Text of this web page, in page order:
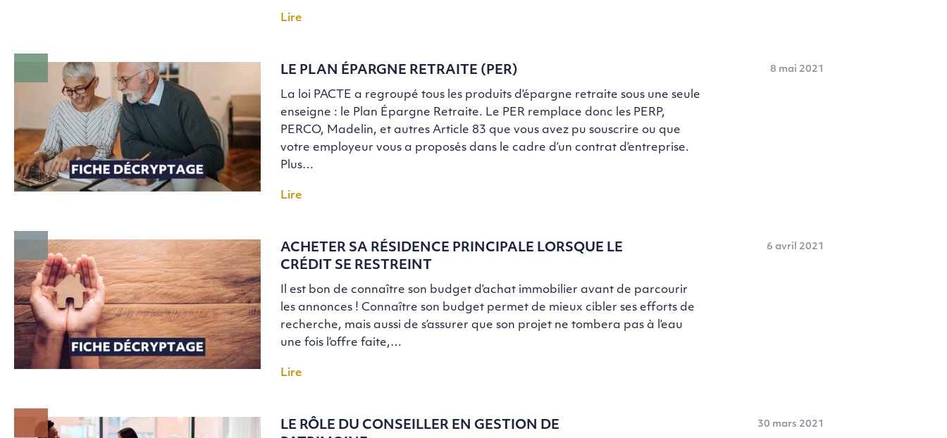
Lire
8 mai 2021
LE PLAN ÉPARGNE RETRAITE (PER)
La loi PACTE a regroupé tous les produits d’épargne retraite sous une seule
enseigne : le Plan Épargne Retraite. Le PER remplace donc les PERP,
PERCO, Madelin, et autres Article 83 que vous avez pu souscrire ou que
votre employeur vous a proposés dans le cadre d’un contrat d’entreprise.
Plus…
Lire
6 avril 2021
ACHETER SA RÉSIDENCE PRINCIPALE LORSQUE LE
CRÉDIT SE RESTREINT
Il est bon de connaître son budget d’achat immobilier avant de parcourir
les annonces ! Connaître son budget permet de mieux cibler ses efforts de
recherche, mais aussi de s’assurer que son projet ne tombera pas à l’eau
une fois l’offre faite,…
Lire
30 mars 2021
LE RÔLE DU CONSEILLER EN GESTION DE